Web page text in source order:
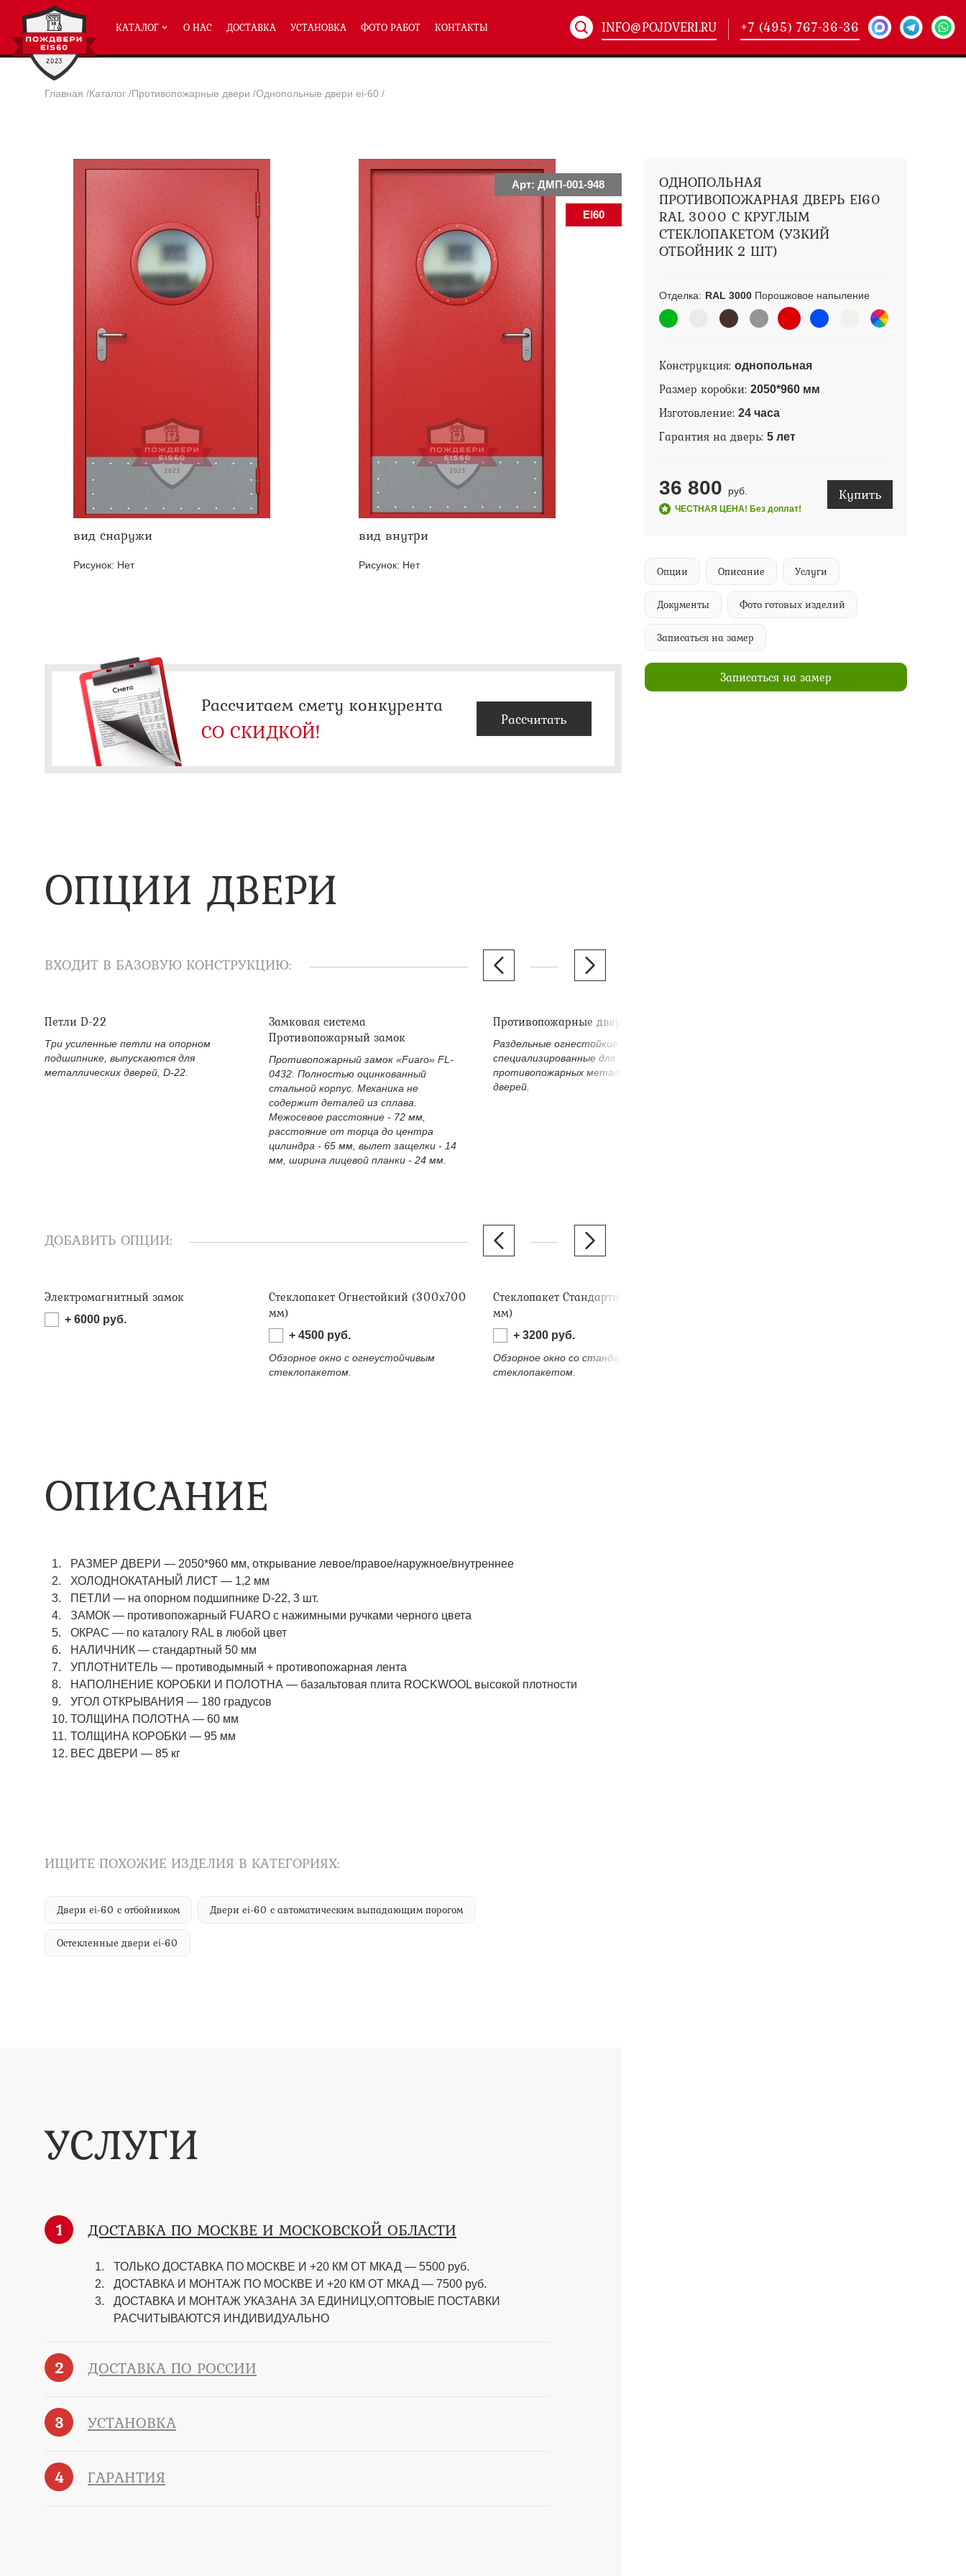
КАТАЛОГ
Полуторные двери ei-60
Глухие двери ei-60
Остекленные двери ei-60
Светопозрачные двери с максимальным остеклением eiw-60
Двери с отделкой МДФ ei-60
Двери антипаника ei-60
Дымогазонепрницаемые двери eis-60
Двери ei-60 с отбойником
Двери ei-60 для медицинских учреждений
Двери ei-60 для производственных помещений
Противопожарные двери со стыковочным узлом
Полуторные технические двери
Двупольные технические двери(178)
О НАС ДОСТАВКА УСТАНОВКА ФОТО РАБОТ КОНТАКТЫ INFO@POJDVERI.RU +7 (495) 767-36-36
Главная /Каталог /Противопожарные двери /Однопольные двери ei-60 /
Арт: ДМП-001-948
EI60
вид снаружи
Рисунок: Нет
вид внутри
Рисунок: Нет
ОДНОПОЛЬНАЯ
ПРОТИВОПОЖАРНАЯ ДВЕРЬ EI60
RAL 3000 С КРУГЛЫМ
СТЕКЛОПАКЕТОМ (УЗКИЙ
ОТБОЙНИК 2 ШТ)
Отделка: RAL 3000Порошковое напыление
Конструкция: однопольная
Размер коробки: 2050*960 мм
Изготовление: 24 часа
Гарантия на дверь: 5 лет
36 800 руб.
ЧЕСТНАЯ ЦЕНА! Без доплат!
Купить
Опции Описание Услуги
Документы Фото готовых изделий
Записаться на замер
Записаться на замер
Рассчитаем смету конкурента
СО СКИДКОЙ! Рассчитать
ОПЦИИ ДВЕРИ
ВХОДИТ В БАЗОВУЮ КОНСТРУКЦИЮ:
Петли D-22
Три усиленные петли на опорном
подшипнике, выпускаются для
металлических дверей, D-22.
Замковая система
Противопожарный замок
Противопожарный замок «Fuaro» FL-
0432. Полностью оцинкованный
стальной корпус. Механика не
содержит деталей из сплава.
Межосевое расстояние - 72 мм,
расстояние от торца до центра
цилиндра - 65 мм, вылет защелки - 14
мм, ширина лицевой планки - 24 мм.
Противопожарные дверные ручки
Раздельные огнестойкие дверные ручки
специализированные для
противопожарных металлических
дверей.
ДОБАВИТЬ ОПЦИИ:
Электромагнитный замок
+ 6000 руб.
Стеклопакет Огнестойкий (300х700
мм)
+ 4500 руб.
Обзорное окно с огнеустойчивым
стеклопакетом.
Стеклопакет Стандартный (300*700
мм)
+ 3200 руб.
Обзорное окно со стандартным
стеклопакетом.
ОПИСАНИЕ
РАЗМЕР ДВЕРИ — 2050*960 мм, открывание левое/правое/наружное/внутреннее
ХОЛОДНОКАТАНЫЙ ЛИСТ — 1,2 мм
ПЕТЛИ — на опорном подшипнике D-22, 3 шт.
ЗАМОК — противопожарный FUARO с нажимными ручками черного цвета
ОКРАС — по каталогу RAL в любой цвет​​​​​​​
НАЛИЧНИК — стандартный 50 мм
УПЛОТНИТЕЛЬ — противодымный + противопожарная лента
НАПОЛНЕНИЕ КОРОБКИ И ПОЛОТНА — базальтовая плита ROCKWOOL высокой плотности
УГОЛ ОТКРЫВАНИЯ — 180 градусов
ТОЛЩИНА ПОЛОТНА — 60 мм
ТОЛЩИНА КОРОБКИ — 95 мм
ВЕС ДВЕРИ — 85 кг
ИЩИТЕ ПОХОЖИЕ ИЗДЕЛИЯ В КАТЕГОРИЯХ:
Двери ei-60 с отбойником Двери ei-60 с автоматическим выпадающим порогом
Остекленные двери ei-60
УСЛУГИ
1 ДОСТАВКА ПО МОСКВЕ И МОСКОВСКОЙ ОБЛАСТИ
ТОЛЬКО ДОСТАВКА ПО МОСКВЕ И +20 КМ ОТ МКАД — 5500 руб.
ДОСТАВКА И МОНТАЖ ПО МОСКВЕ И +20 КМ ОТ МКАД — 7500 руб.
ДОСТАВКА И МОНТАЖ УКАЗАНА ЗА ЕДИНИЦУ,ОПТОВЫЕ ПОСТАВКИ
РАСЧИТЫВАЮТСЯ ИНДИВИДУАЛЬНО
2 ДОСТАВКА ПО РОССИИ
3 УСТАНОВКА
4 ГАРАНТИЯ